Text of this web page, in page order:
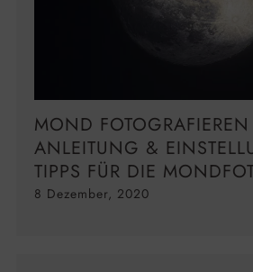
MOND
ANLEITUNG &
TIPPS FÜR DIE
8 Dezember, 2020